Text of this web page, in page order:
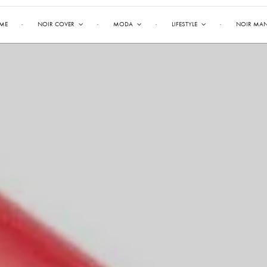
NOIR COVER MODA LIFESTYLE NOIR